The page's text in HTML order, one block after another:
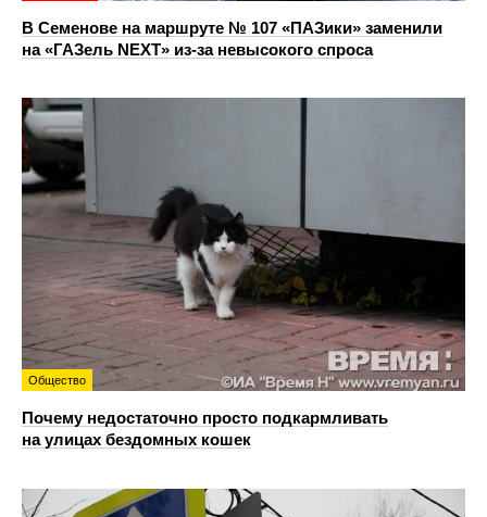
В Семенове на маршруте № 107 «ПАЗики» заменили
на «ГАЗель NEXT» из‑за невысокого спроса
Общество
Почему недостаточно просто подкармливать
на улицах бездомных кошек